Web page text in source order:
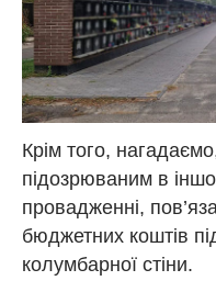
Крім того,
підозрюваним в
провадженні,
бюджетних коштів
колумбарної стіни.